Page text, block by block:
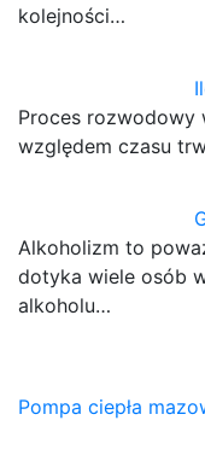
kolejności…
Proces rozwodowy
względem czasu
Alkoholizm to
dotyka wiele osób
alkoholu…
Pompa ciepła